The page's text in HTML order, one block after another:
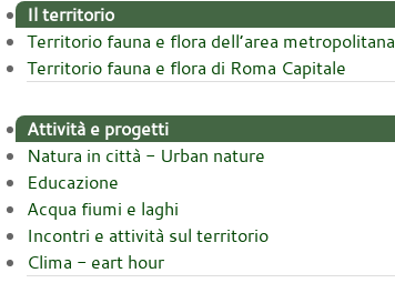
Il territorio
Territorio fauna e flora dell’area metropolitana
Territorio fauna e flora di Roma Capitale
Attività e progetti
Natura in città - Urban nature
Educazione
Acqua fiumi e laghi
Incontri e attività sul territorio
Clima - eart hour